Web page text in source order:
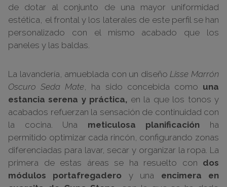
de dotar al conjunto de una mayor uniformidad
estética, el frontal y los laterales de este perfil se han
personalizado con el mismo acabado que los
paneles y las baldas.
La lavandería, amueblada con un diseño Lisse Marrón
Oscuro Seda Mate , ha sido concebida como una
estancia serena y práctica, en la que los tonos y
acabados refuerzan la sensación de continuidad con
la cocina. Una meticulosa planificación ha
permitido optimizar cada rincón, configurando zonas
diferenciadas para lavar, secar y organizar la ropa. La
primera de estas áreas se ha resuelto con dos
módulos portafregadero y una encimera en